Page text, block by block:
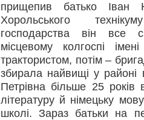
прищепив батько Іван
Хорольського
господарства він все
місцевому колгоспі
трактористом, потім –
збирала найвищі у
Петрівна більше 25 років
літературу й німецьку
школі. Зараз батьки на